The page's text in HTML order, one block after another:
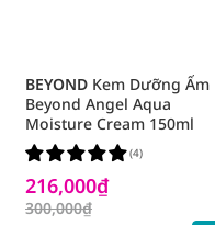
BEYOND Kem Dưỡng Ẩm
Beyond Angel Aqua
Moisture Cream 150ml
216,000₫
300,000₫
(4)